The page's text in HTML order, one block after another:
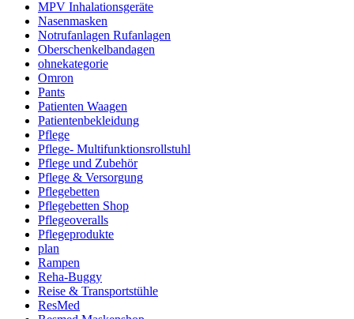
MPV Inhalationsgeräte
Nasenmasken
Notrufanlagen Rufanlagen
Oberschenkelbandagen
ohnekategorie
Omron
Pants
Patienten Waagen
Patientenbekleidung
Pflege
Pflege- Multifunktionsrollstuhl
Pflege und Zubehör
Pflege & Versorgung
Pflegebetten
Pflegebetten Shop
Pflegeoveralls
Pflegeprodukte
plan
Rampen
Reha-Buggy
Reise & Transportstühle
ResMed